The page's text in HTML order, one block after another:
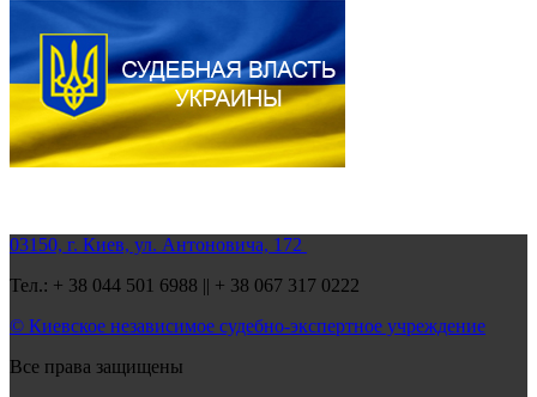
03150, г. Киев, ул. Антоновича, 172
Тел.: + 38 044 501 6988 || + 38 067 317 0222
© Киевское независимое судебно-экспертное учреждение
Все права защищены